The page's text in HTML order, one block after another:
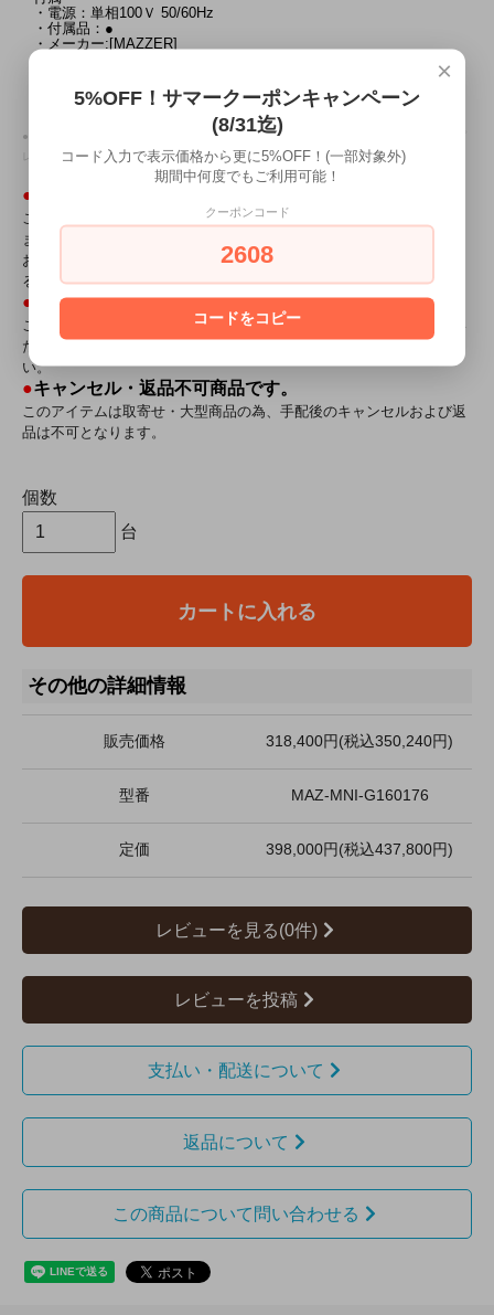
・電源：単相100Ｖ 50/60Hz
・付属品：●
・メーカー:[MAZZER]
・生産国：[イタリア製]
●関連keyword：[グラインダー][ミル][コーヒー][ヨーロッパ][バリスタ][おうちcafe][エスプ
レッソ][MAZZER][マッツァ][MNI][重量制御機能]
●
このアイテムはお取寄せの為、お届けにお時間をいただく場合があり
ます。
お急ぎの方は念の為ご注文前に下記「この商品について問い合わせ
る」よりお問い合わせ下さい。
● 代引不可商品です。
このアイテムはメーカー直送の為、お支払い方法に代引きをご利用い
ただけません。恐れ入りますがご注文の際は代引き以外をご選択下さ
い。
●キャンセル・返品不可商品です。
このアイテムは取寄せ・大型商品の為、手配後のキャンセルおよび返
品は不可となります。
個数
台
カートに入れる
その他の詳細情報
販売価格 318,400円(税込350,240円)
型番 MAZ-MNI-G160176
定価 398,000円(税込437,800円)
レビューを見る(0件)
レビューを投稿
支払い・配送について
返品について
この商品について問い合わせる
×
5%OFF！サマークーポンキャンペーン
(8/31迄)
コード入力で表示価格から更に5%OFF！(一部対象外)
期間中何度でもご利用可能！
クーポンコード
2608
コードをコピー